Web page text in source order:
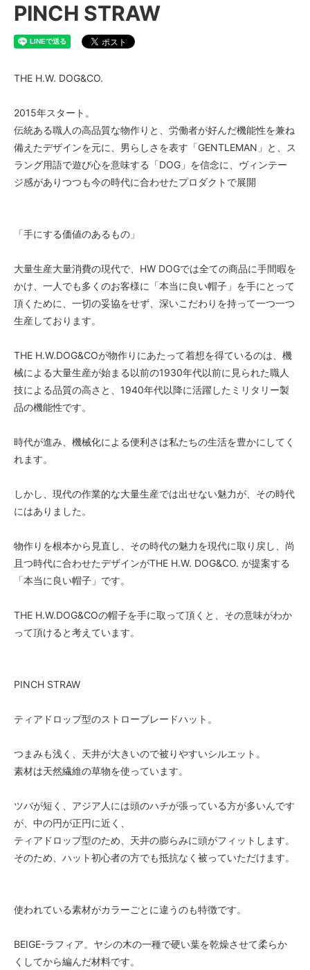
PINCH STRAW
THE H.W. DOG&CO.
2015年スタート。
伝統ある職人の高品質な物作りと、労働者が好んだ機能性を兼ね
備えたデザインを元に、男らしさを表す「GENTLEMAN」と、ス
ラング用語で遊び心を意味する「DOG」を信念に、ヴィンテー
ジ感がありつつも今の時代に合わせたプロダクトで展開
「手にする価値のあるもの」
大量生産大量消費の現代で、HW DOGでは全ての商品に手間暇を
かけ、一人でも多くのお客様に「本当に良い帽子」を手にとって
頂くために、一切の妥協をせず、深いこだわりを持って一つ一つ
生産しております。
THE H.W.DOG&COが物作りにあたって着想を得ているのは、機
械による大量生産が始まる以前の1930年代以前に見られた職人
技による品質の高さと、1940年代以降に活躍したミリタリー製
品の機能性です。
時代が進み、機械化による便利さは私たちの生活を豊かにしてく
れます。
しかし、現代の作業的な大量生産では出せない魅力が、その時代
にはありました。
物作りを根本から見直し、その時代の魅力を現代に取り戻し、尚
且つ時代に合わせたデザインがTHE H.W. DOG&CO. が提案する
「本当に良い帽子」です。
THE H.W.DOG&COの帽子を手に取って頂くと、その意味がわか
って頂けると考えています。
PINCH STRAW
ティアドロップ型のストローブレードハット。
つまみも浅く、天井が大きいので被りやすいシルエット。
素材は天然繊維の草物を使っています。
ツバが短く、アジア人には頭のハチが張っている方が多いんです
が、中の円が正円に近く、
ティアドロップ型のため、天井の膨らみに頭がフィットします。
そのため、ハット初心者の方でも抵抗なく被っていただけます。
使われている素材がカラーごとに違うのも特徴です。
BEIGE-ラフィア。ヤシの木の一種で硬い葉を乾燥させて柔らか
くしてから編んだ材料です。